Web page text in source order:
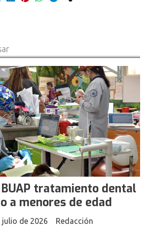
tratamiento dental
a menores de edad
Redacción
julio de 2026